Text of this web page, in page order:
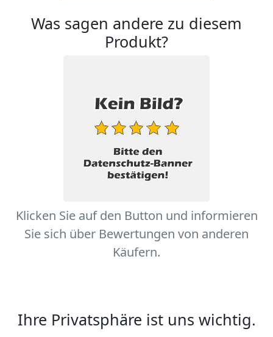
Was sagen andere zu diesem
Produkt?
Klicken Sie auf den Button und informieren
Sie sich über Bewertungen von anderen
Käufern.
Ihre Privatsphäre ist uns wichtig.